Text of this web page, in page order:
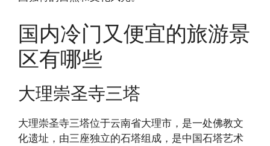
国内冷门又便宜的旅游景
区有哪些
大理崇圣寺三塔
大理崇圣寺三塔位于云南省大理市，是一处佛教文
化遗址，由三座独立的石塔组成，是中国石塔艺术